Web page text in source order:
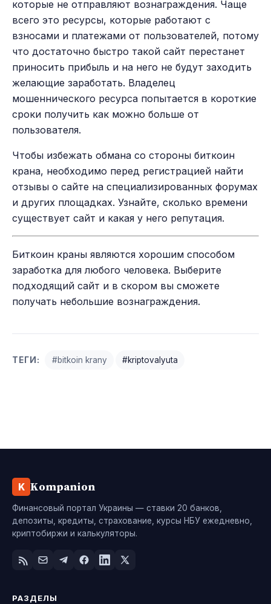
которые не отправляют вознаграждения. Чаще
всего это ресурсы, которые работают с
взносами и платежами от пользователей, потому
что достаточно быстро такой сайт перестанет
приносить прибыль и на него не будут заходить
желающие заработать. Владелец
мошеннического ресурса попытается в короткие
сроки получить как можно больше от
пользователя.
Чтобы избежать обмана со стороны биткоин
крана, необходимо перед регистрацией найти
отзывы о сайте на специализированных форумах
и других площадках. Узнайте, сколько времени
существует сайт и какая у него репутация.
Биткоин краны являются хорошим способом
заработка для любого человека. Выберите
подходящий сайт и в скором вы сможете
получать небольшие вознаграждения.
ТЕГИ: #bitkoin krany #kriptovalyuta
K Kompanion
Финансовый портал Украины — ставки 20 банков,
депозиты, кредиты, страхование, курсы НБУ ежедневно,
криптобиржи и калькуляторы.
РАЗДЕЛЫ